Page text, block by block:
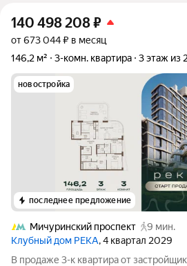
140 498 208₽
от 673 044 ₽ в месяц
146,2 м²
3-комн. квартира 3 этаж из
новостройка
последнее предложение
Мичуринский проспект
9 мин.
Клубный дом РЕКА, 4 квартал 2029
В продаже 3-к квартира от